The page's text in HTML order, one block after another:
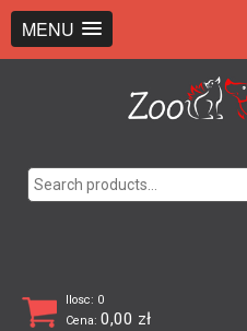
MENU
Ilosc: 0
Cena: 0,00 zł